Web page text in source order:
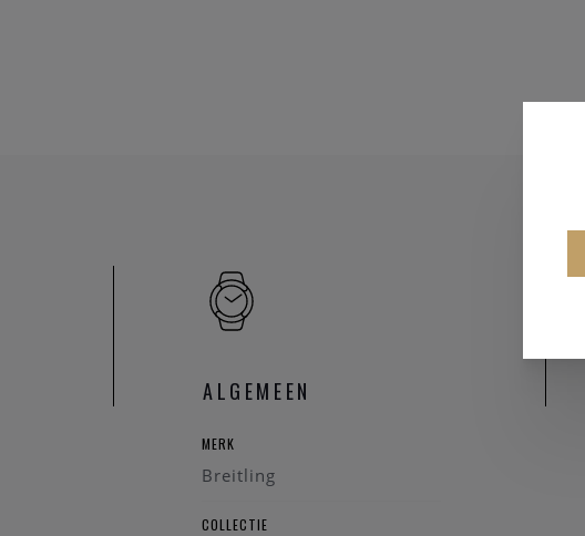
ALGEMEEN
MERK
Breitling
COLLECTIE